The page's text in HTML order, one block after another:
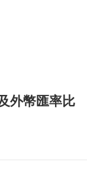
外幣匯率比